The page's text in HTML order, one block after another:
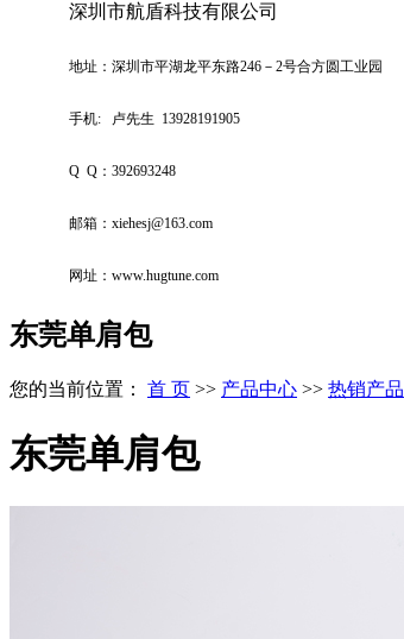
深圳市航盾科技有限公司
地址：深圳市平湖龙平东路246－2号合方圆工业园
手机: 卢先生 13928191905
Q Q：392693248
邮箱： xiehesj@163.com
网址： www.hugtune.com
东莞单肩包
您的当前位置： 首 页 >> 产品中心 >> 热销产品
东莞单肩包